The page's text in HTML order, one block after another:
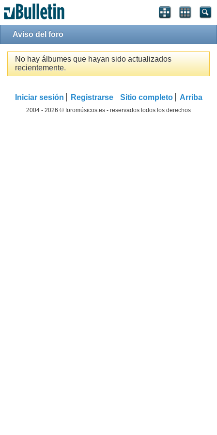
Aviso del foro
No hay álbumes que hayan sido actualizados
recientemente.
Iniciar sesión Registrarse Sitio completo Arriba
2004 - 2026 © foromúsicos.es - reservados todos los derechos